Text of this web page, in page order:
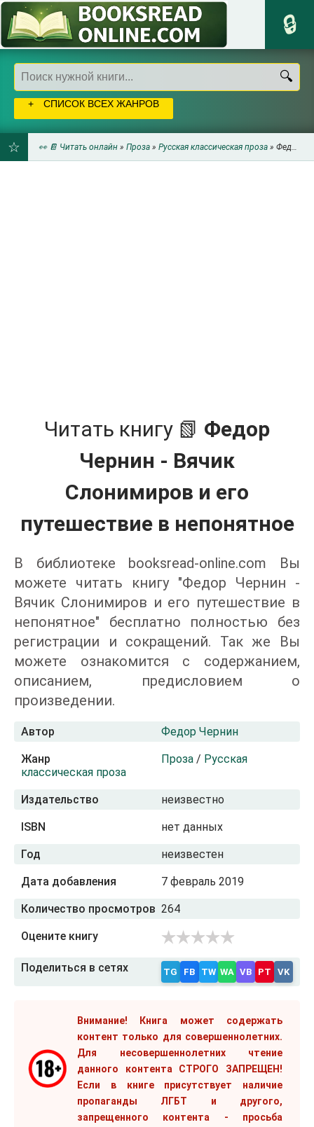
СПИСОК ВСЕХ ЖАНРОВ
👀 📔 Читать онлайн » Проза » Русская классическая проза » Федор Чернин - Вячик Слонимиров и его путешествие в непонятное
Читать книгу 📗 Федор
Чернин - Вячик
Слонимиров и его
путешествие в непонятное
В библиотеке booksread-online.com Вы
можете читать книгу "Федор Чернин -
Вячик Слонимиров и его путешествие в
непонятное" бесплатно полностью без
регистрации и сокращений. Так же Вы
можете ознакомится с содержанием,
описанием, предисловием о
произведении.
Автор Федор Чернин
Жанр Проза / Русская
классическая проза
Издательство неизвестно
ISBN нет данных
Год неизвестен
Дата добавления 7 февраль 2019
Количество просмотров 264
Оцените книгу
Поделиться в сетях TG FB TW WA VB PT VK
Внимание! Книга может содержать
контент только для совершеннолетних.
Для несовершеннолетних чтение
данного контента СТРОГО ЗАПРЕЩЕН!
Если в книге присутствует наличие
пропаганды ЛГБТ и другого,
запрещенного контента - просьба